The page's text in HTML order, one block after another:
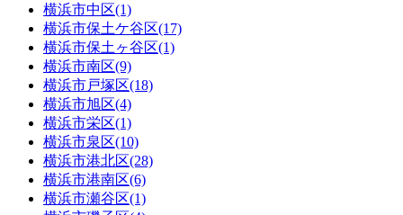
横浜市中区(1)
横浜市保土ケ谷区(17)
横浜市保土ヶ谷区(1)
横浜市南区(9)
横浜市戸塚区(18)
横浜市旭区(4)
横浜市栄区(1)
横浜市泉区(10)
横浜市港北区(28)
横浜市港南区(6)
横浜市瀬谷区(1)